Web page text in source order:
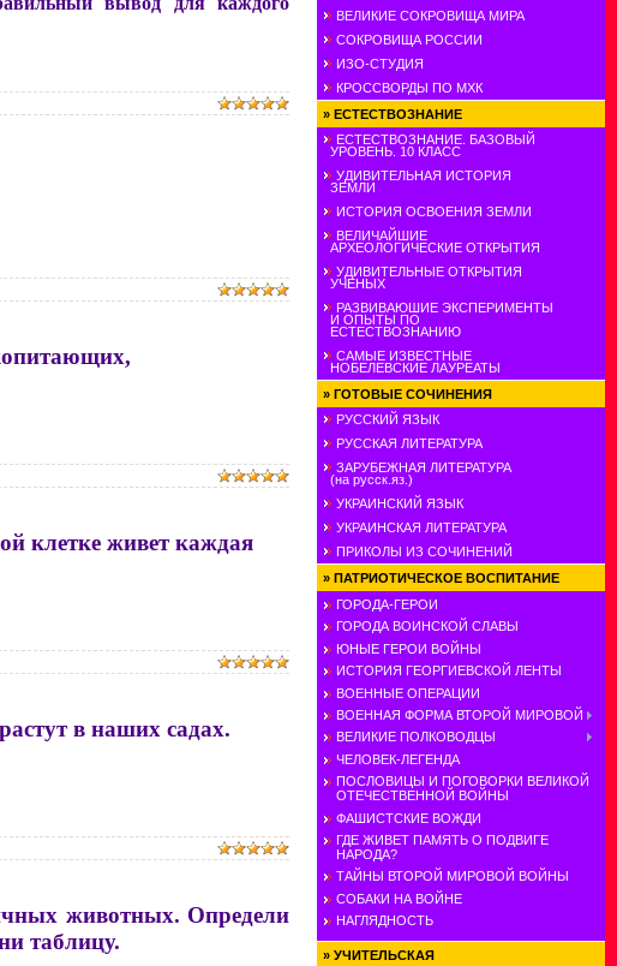
клетке живет каждая
в наших садах.
животных. Определи
таблицу.
ВЕЛИКИЕ СОКРОВИЩА МИРА
СОКРОВИЩА РОССИИ
ИЗО-СТУДИЯ
КРОССВОРДЫ ПО МХК
» ЕСТЕСТВОЗНАНИЕ
ЕСТЕСТВОЗНАНИЕ. БАЗОВЫЙ
УРОВЕНЬ. 10 КЛАСС
УДИВИТЕЛЬНАЯ ИСТОРИЯ
ЗЕМЛИ
ИСТОРИЯ ОСВОЕНИЯ ЗЕМЛИ
ВЕЛИЧАЙШИЕ
АРХЕОЛОГИЧЕСКИЕ ОТКРЫТИЯ
УДИВИТЕЛЬНЫЕ ОТКРЫТИЯ
УЧЕНЫХ
РАЗВИВАЮШИЕ ЭКСПЕРИМЕНТЫ
И ОПЫТЫ ПО
ЕСТЕСТВОЗНАНИЮ
САМЫЕ ИЗВЕСТНЫЕ
НОБЕЛЕВСКИЕ ЛАУРЕАТЫ
» ГОТОВЫЕ СОЧИНЕНИЯ
РУССКИЙ ЯЗЫК
РУССКАЯ ЛИТЕРАТУРА
ЗАРУБЕЖНАЯ ЛИТЕРАТУРА
(на русск.яз.)
УКРАИНСКИЙ ЯЗЫК
УКРАИНСКАЯ ЛИТЕРАТУРА
ПРИКОЛЫ ИЗ СОЧИНЕНИЙ
» ПАТРИОТИЧЕСКОЕ ВОСПИТАНИЕ
ГОРОДА-ГЕРОИ
ГОРОДА ВОИНСКОЙ СЛАВЫ
ЮНЫЕ ГЕРОИ ВОЙНЫ
ИСТОРИЯ ГЕОРГИЕВСКОЙ ЛЕНТЫ
ВОЕННЫЕ ОПЕРАЦИИ
ВОЕННАЯ ФОРМА ВТОРОЙ МИРОВОЙ
ВЕЛИКИЕ ПОЛКОВОДЦЫ
ЧЕЛОВЕК-ЛЕГЕНДА
ПОСЛОВИЦЫ И ПОГОВОРКИ ВЕЛИКОЙ
ОТЕЧЕСТВЕННОЙ ВОЙНЫ
ФАШИСТСКИЕ ВОЖДИ
ГДЕ ЖИВЕТ ПАМЯТЬ О ПОДВИГЕ
НАРОДА?
ТАЙНЫ ВТОРОЙ МИРОВОЙ ВОЙНЫ
СОБАКИ НА ВОЙНЕ
НАГЛЯДНОСТЬ
» УЧИТЕЛЬСКАЯ